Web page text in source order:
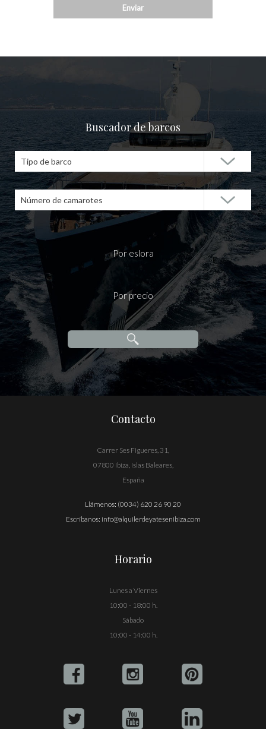
Buscador de barcos
Tipo de barco
Número de camarotes
Por eslora
Por precio
Contacto
Carrer Ses Figueres, 31,
07800 Ibiza, Islas Baleares,
España
Llámenos: (0034) 620 26 90 20
Escríbanos: info@alquilerdeyatesenibiza.com
Horario
Lunes a Viernes
10:00 - 18:00 h.
Sábado
10:00 - 14:00 h.